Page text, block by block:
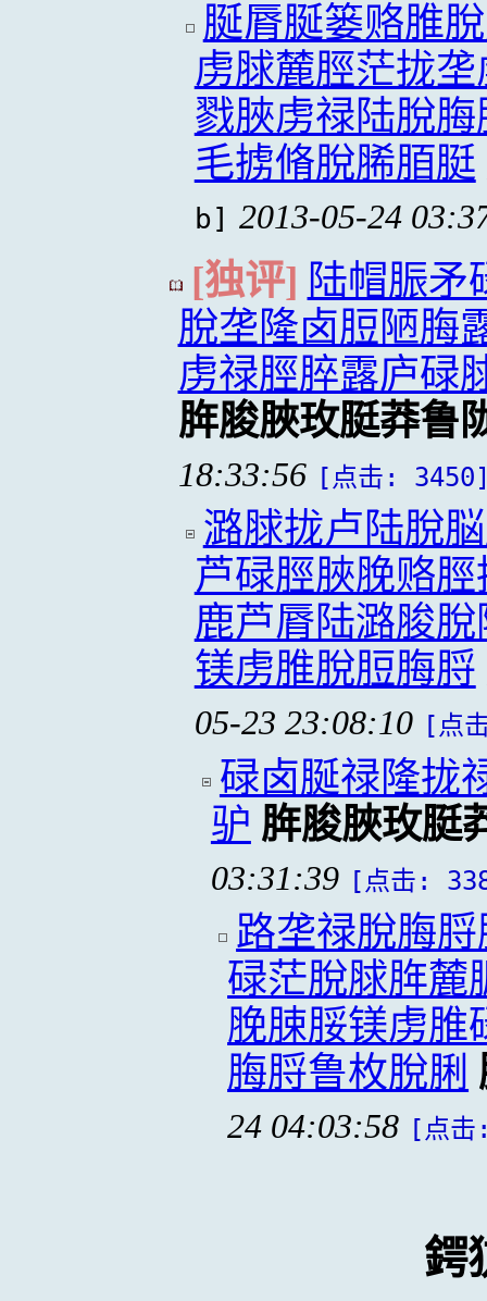
脠脣脠篓赂脽
虏脙麓脛茫拢
戮脥虏禄陆脫
毛掳脩脫脪脜脡
b] 2013-05-24
[独评] 陆帽脤矛
脫垄隆卤脰陋脢
虏禄脛脺露庐碌
脌脧脥玫脡莽鲁
18:33:56 [点击:
潞脙拢卢陆脫
芦碌脛脥脕赂
鹿芦脣陆潞脧
镁虏脽脫脰脢脟
05-23 23:08:10 [点
碌卤脠禄隆拢
驴 脌脧脥玫脡
03:31:39 [点击:
路垄禄脫脢
碌茫脫脙脌麓
脕脨脮镁虏脽
脢脟鲁枚脫脷
24 04:03:58 [点
鍔